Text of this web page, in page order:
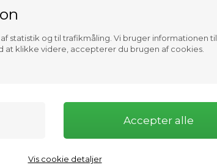
statistik og til trafikmåling. Vi bruger informationen til
at klikke videre, accepterer du brugen af cookies.
Vis cookie detaljer
din eksamen?
desværre ikke muligt at bestille
skal i stedet tage en ny eksamen.
bestilling" i forsendelse.
dit IPP licensnummer